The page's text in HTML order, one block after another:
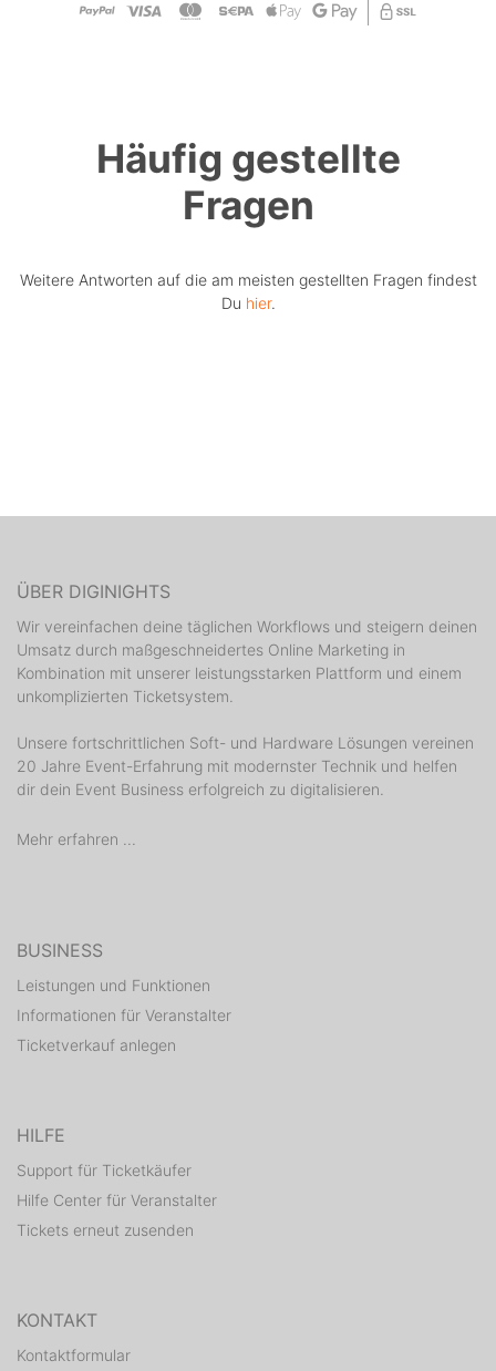
Häufig gestellte
Fragen
Weitere Antworten auf die am meisten gestellten Fragen findest
Du hier.
ÜBER DIGINIGHTS
Wir vereinfachen deine täglichen Workflows und steigern deinen
Umsatz durch maßgeschneidertes Online Marketing in
Kombination mit unserer leistungsstarken Plattform und einem
unkomplizierten Ticketsystem.
Unsere fortschrittlichen Soft- und Hardware Lösungen vereinen
20 Jahre Event-Erfahrung mit modernster Technik und helfen
dir dein Event Business erfolgreich zu digitalisieren.
Mehr erfahren ...
BUSINESS
Leistungen und Funktionen
Informationen für Veranstalter
Ticketverkauf anlegen
HILFE
Support für Ticketkäufer
Hilfe Center für Veranstalter
Tickets erneut zusenden
KONTAKT
Kontaktformular